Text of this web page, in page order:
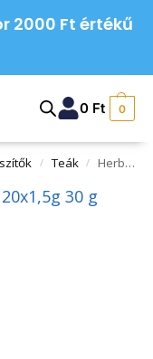
2000 Ft értékű
0 Ft 0
/ Teák / Herbex yerba mate tea 20×1,5g 30 g